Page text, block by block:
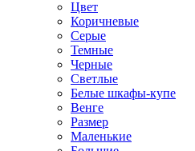
Цвет
Коричневые
Серые
Темные
Черные
Светлые
Белые шкафы-купе
Венге
Размер
Маленькие